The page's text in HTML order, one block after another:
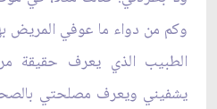
وكم من دواء ما عوفي المريض
الطبيب الذي يعرف حقيقة
يشفيني ويعرف مصلحتي